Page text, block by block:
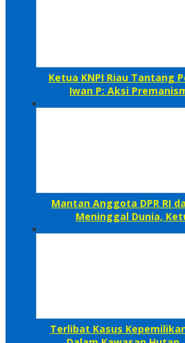
Ketua KNPI Riau Tantang
Iwan P: Aksi
Mantan Anggota DPR RI
Meninggal Dunia,
Terlibat Kasus